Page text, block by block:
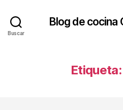
Buscar
Blog de cocina
Etiqueta: